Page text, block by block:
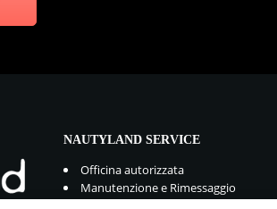
NAUTYLAND SERVICE
Officina autorizzata
Manutenzione e Rimessaggio